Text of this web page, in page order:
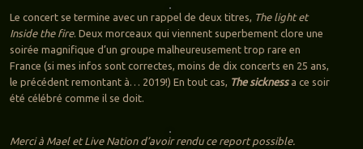
Le concert se termine avec un rappel de deux titres,
The light et
Inside the fire. Deux morceaux qui viennent superbement clore une
soirée magnifique d’un groupe malheureusement trop rare en
France (si mes infos sont correctes, moins de dix concerts en 25 ans,
le précédent remontant à… 2019!) En tout cas,
The sicknessa ce soir
été célébré comme il se doit.
Merci à Mael et Live Nation d’avoir rendu ce report possible.